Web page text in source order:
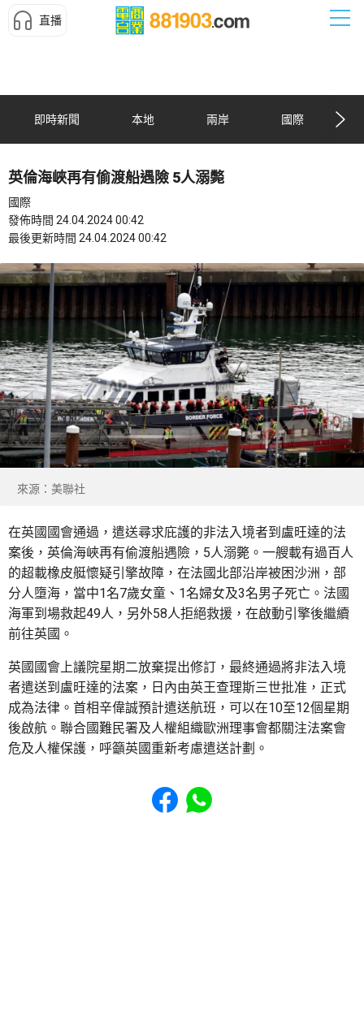
直播
即時新聞 本地 兩岸 國際
英倫海峽再有偷渡船遇險 5人溺斃
國際
發佈時間 24.04.2024 00:42
最後更新時間 24.04.2024 00:42
來源：美聯社
在英國國會通過，遣送尋求庇護的非法入境者到盧旺達的法
案後，英倫海峽再有偷渡船遇險，5人溺斃。一艘載有過百人
的超載橡皮艇懷疑引擎故障，在法國北部沿岸被困沙洲，部
分人墮海，當中1名7歲女童、1名婦女及3名男子死亡。法國
海軍到場救起49人，另外58人拒絕救援，在啟動引擎後繼續
前往英國。
英國國會上議院星期二放棄提出修訂，最終通過將非法入境
者遣送到盧旺達的法案，日內由英王查理斯三世批准，正式
成為法律。首相辛偉誠預計遣送航班，可以在10至12個星期
後啟航。聯合國難民署及人權組織歐洲理事會都關注法案會
危及人權保護，呼籲英國重新考慮遣送計劃。
Share to Facebook
Share to WhatsApp